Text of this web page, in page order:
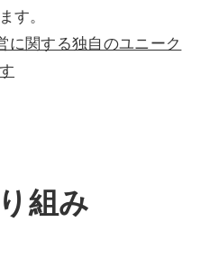
す。
に関する独自のユニーク
組み